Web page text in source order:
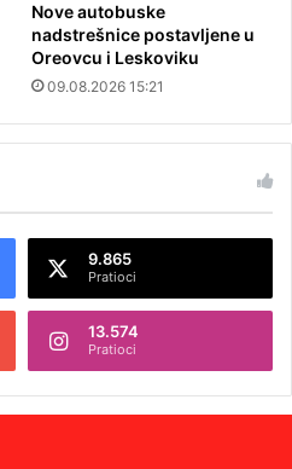
Nove autobuske
nadstrešnice postavljene u
Oreovcu i Leskoviku
09.08.2026 15:21
9.865
Pratioci
13.574
Pratioci